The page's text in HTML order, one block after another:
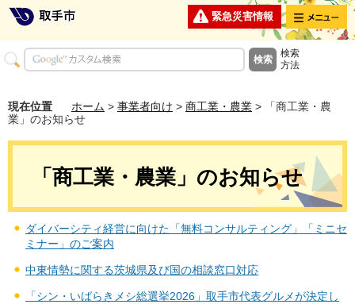
緊急災害情報 メニュー
検索
方法
現在位置 ホーム > 事業者向け > 商工業・農業 > 「商工業・農
業」のお知らせ
「商工業・農業」のお知らせ
ダイバーシティ経営に向けた「無料コンサルティング」「ミニセ
ミナー」のご案内
中東情勢に関する茨城県及び国の相談窓口対応
「シン・いばらきメシ総選挙2026」取手市代表グルメが決定し